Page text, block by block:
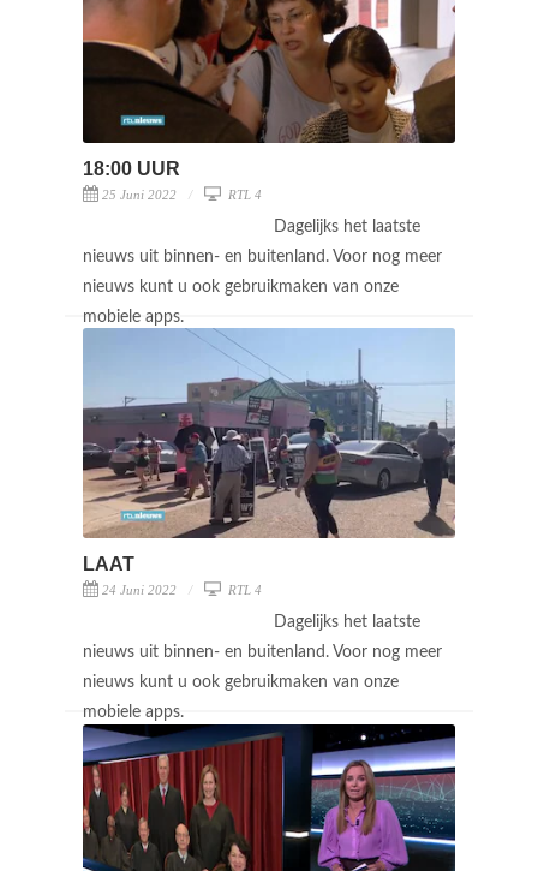
18:00 UUR
25 Juni 2022 RTL 4
Dagelijks het laatste
nieuws uit binnen- en buitenland. Voor nog meer
nieuws kunt u ook gebruikmaken van onze
mobiele apps.
LAAT
24 Juni 2022 RTL 4
Dagelijks het laatste
nieuws uit binnen- en buitenland. Voor nog meer
nieuws kunt u ook gebruikmaken van onze
mobiele apps.